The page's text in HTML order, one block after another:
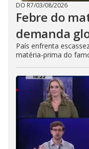
DO R7/03/08/2026
Febre do
demanda
País enfrenta
matéria-prima do